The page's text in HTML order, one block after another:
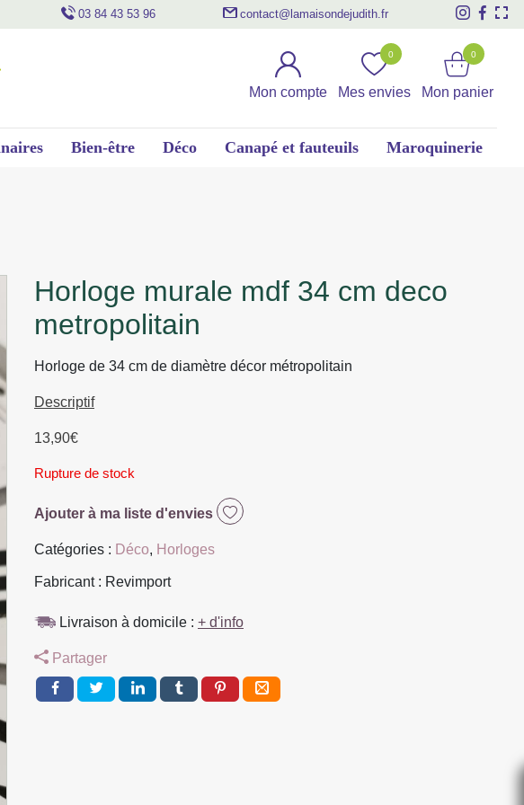
03 84 43 53 96 contact@lamaisondejudith.fr
Mon compte Mes envies
0
Mon panier
0
Bien-être Déco Canapé et fauteuils Maroquinerie
horloge murale mdf 34 cm deco
metropolitain
Horloge de 34 cm de diamètre décor métropolitain
Descriptif
13,90€
Rupture de stock
Ajouter à ma liste d'envies
Catégories : Déco, Horloges
Fabricant : Revimport
Livraison à domicile : + d'info
Partager